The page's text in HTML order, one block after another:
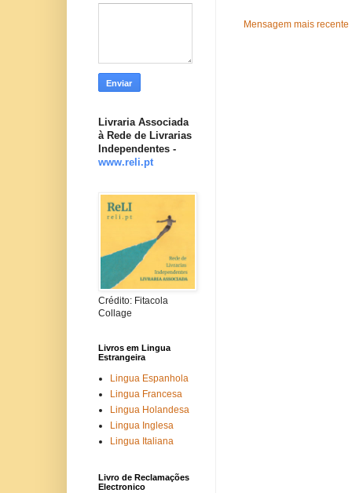
Mensagem mais recente
Livraria Associada
à Rede de Livrarias
Independentes -
www.reli.pt
Crédito: Fitacola
Collage
Livros em Lingua
Estrangeira
Lingua Espanhola
Lingua Francesa
Lingua Holandesa
Lingua Inglesa
Lingua Italiana
Livro de Reclamações
Electronico